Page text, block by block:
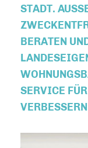
STADT.
ERATEN
ERVICE FÜR
ERBESSERN